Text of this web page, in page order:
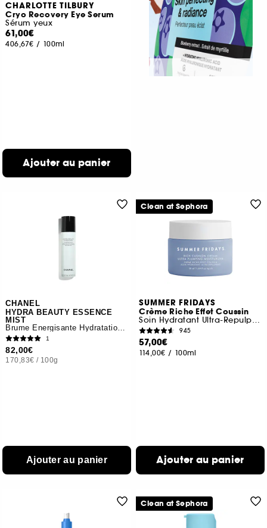
CHARLOTTE TILBURY
Cryo Recovery Eye Serum
Sérum yeux
61,00€
406,67€ / 100ml
Ajouter au panier
CHANEL
HYDRA BEAUTY ESSENCE
MIST
Brume Énergisante Hydratation Protection Éclat
1
82,00€
170,83€ / 100g
Ajouter au panier
SUMMER FRIDAYS
Crème Riche Effet Coussin
Soin Hydratant Ultra-Repulpant
945
57,00€
114,00€ / 100ml
Ajouter au panier
Clean at Sephora
Clean at Sephora